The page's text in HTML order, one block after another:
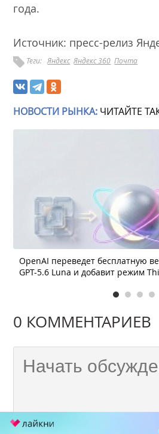
года.
Источник: пресс-релиз
Теги: Яндекс Яндекс 360 Почта
НОВОСТИ РЫНКА: ЧИТАЙТЕ
OpenAI переведет бесплатную
GPT-5.6 Luna и добавит режим
0 КОММЕНТАРИЕВ